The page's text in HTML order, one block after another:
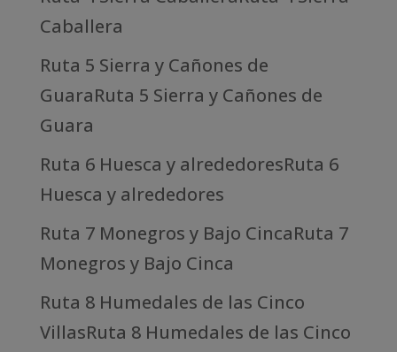
Caballera
Ruta 5 Sierra y Cañones de
GuaraRuta 5 Sierra y Cañones de
Guara
Ruta 6 Huesca y alrededoresRuta 6
Huesca y alrededores
Ruta 7 Monegros y Bajo CincaRuta 7
Monegros y Bajo Cinca
Ruta 8 Humedales de las Cinco
VillasRuta 8 Humedales de las Cinco